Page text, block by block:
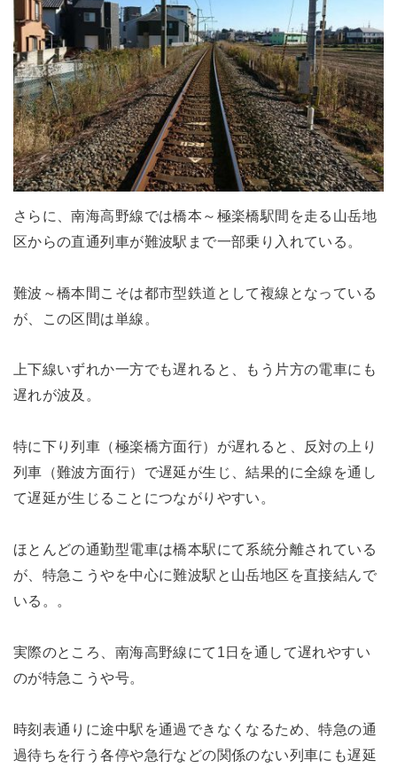
さらに、南海高野線では橋本～極楽橋駅間を走る山岳地
区からの直通列車が難波駅まで一部乗り入れている。
難波～橋本間こそは都市型鉄道として複線となっている
が、この区間は単線。
上下線いずれか一方でも遅れると、もう片方の電車にも
遅れが波及。
特に下り列車（極楽橋方面行）が遅れると、反対の上り
列車（難波方面行）で遅延が生じ、結果的に全線を通し
て遅延が生じることにつながりやすい。
ほとんどの通勤型電車は橋本駅にて系統分離されている
が、特急こうやを中心に難波駅と山岳地区を直接結んで
いる。。
実際のところ、南海高野線にて1日を通して遅れやすい
のが特急こうや号。
時刻表通りに途中駅を通過できなくなるため、特急の通
過待ちを行う各停や急行などの関係のない列車にも遅延